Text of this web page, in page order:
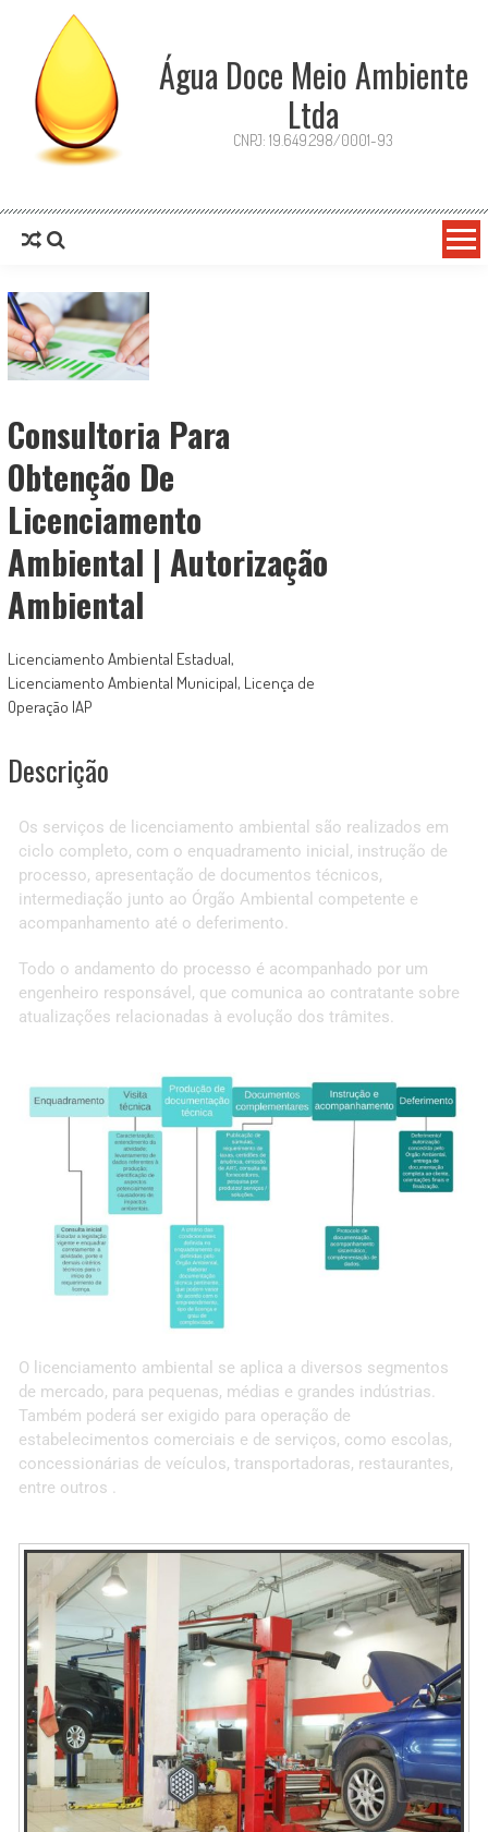
Água Doce Meio Ambiente
Ltda
CNPJ: 19.649.298/0001-93
Consultoria Para
Obtenção De
Licenciamento
Ambiental | Autorização
Ambiental
Licenciamento Ambiental Estadual,
Licenciamento Ambiental Municipal, Licença de
Operação IAP
Descrição
Os serviços de licenciamento ambiental são realizados em
ciclo completo, com o enquadramento inicial, instrução de
processo, apresentação de documentos técnicos,
intermediação junto ao Órgão Ambiental competente e
acompanhamento até o deferimento.
Todo o andamento do processo é acompanhado por um
engenheiro responsável, que comunica ao contratante sobre
atualizações relacionadas à evolução dos trâmites.
O licenciamento ambiental se aplica a diversos segmentos
de mercado, para pequenas, médias e grandes indústrias.
Também poderá ser exigido para operação de
estabelecimentos comerciais e de serviços, como escolas,
concessionárias de veículos, transportadoras, restaurantes,
entre outros .